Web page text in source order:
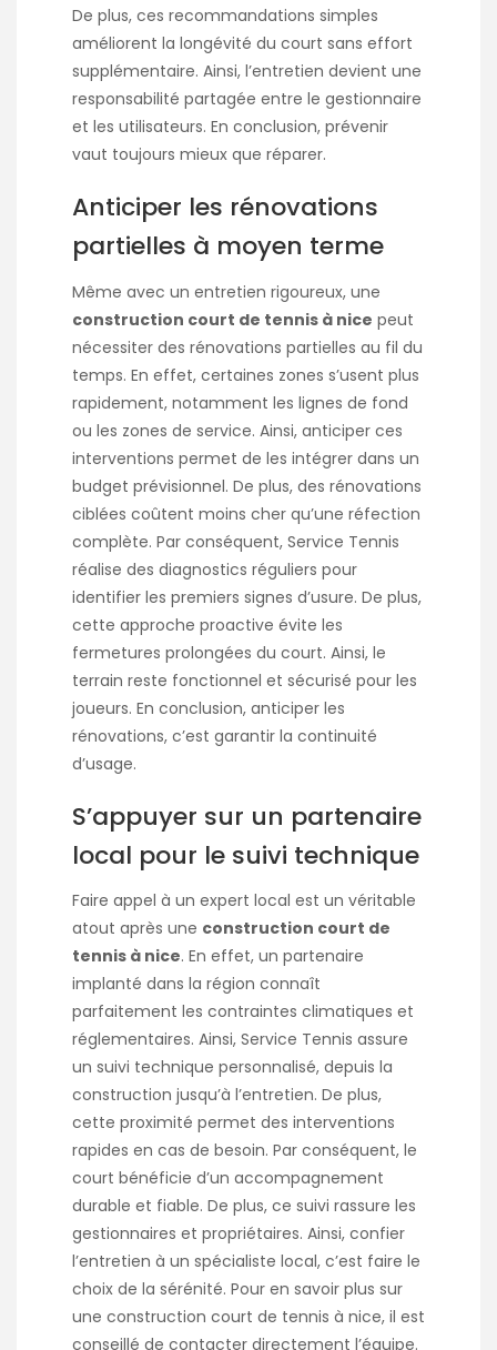
De plus, ces recommandations simples
améliorent la longévité du court sans effort
supplémentaire. Ainsi, l’entretien devient une
responsabilité partagée entre le gestionnaire
et les utilisateurs. En conclusion, prévenir
vaut toujours mieux que réparer.
Anticiper les rénovations
partielles à moyen terme
Même avec un entretien rigoureux, une
construction court de tennis à nice peut
nécessiter des rénovations partielles au fil du
temps. En effet, certaines zones s’usent plus
rapidement, notamment les lignes de fond
ou les zones de service. Ainsi, anticiper ces
interventions permet de les intégrer dans un
budget prévisionnel. De plus, des rénovations
ciblées coûtent moins cher qu’une réfection
complète. Par conséquent, Service Tennis
réalise des diagnostics réguliers pour
identifier les premiers signes d’usure. De plus,
cette approche proactive évite les
fermetures prolongées du court. Ainsi, le
terrain reste fonctionnel et sécurisé pour les
joueurs. En conclusion, anticiper les
rénovations, c’est garantir la continuité
d’usage.
S’appuyer sur un partenaire
local pour le suivi technique
Faire appel à un expert local est un véritable
atout après une construction court de
tennis à nice. En effet, un partenaire
implanté dans la région connaît
parfaitement les contraintes climatiques et
réglementaires. Ainsi, Service Tennis assure
un suivi technique personnalisé, depuis la
construction jusqu’à l’entretien. De plus,
cette proximité permet des interventions
rapides en cas de besoin. Par conséquent, le
court bénéficie d’un accompagnement
durable et fiable. De plus, ce suivi rassure les
gestionnaires et propriétaires. Ainsi, confier
l’entretien à un spécialiste local, c’est faire le
choix de la sérénité. Pour en savoir plus sur
une construction court de tennis à nice, il est
conseillé de contacter directement l’équipe.